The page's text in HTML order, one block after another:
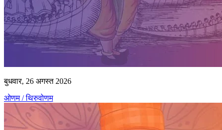
बुधवार, 26 अगस्त 2026
ओणम / थिरुवोणम